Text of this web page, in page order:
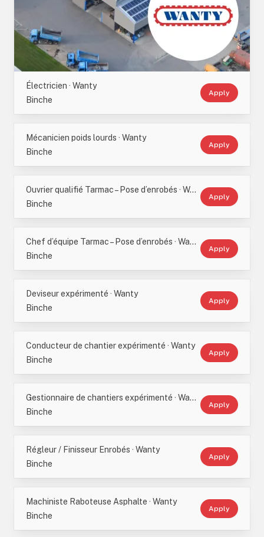
Électricien · Wanty
Binche
Apply
Mécanicien poids lourds · Wanty
Binche
Apply
Ouvrier qualifié Tarmac – Pose d’enrobés · Wanty
Binche
Apply
Chef d’équipe Tarmac – Pose d’enrobés · Wanty
Binche
Apply
Deviseur expérimenté · Wanty
Binche
Apply
Conducteur de chantier expérimenté · Wanty
Binche
Apply
Gestionnaire de chantiers expérimenté · Wanty
Binche
Apply
Régleur / Finisseur Enrobés · Wanty
Binche
Apply
Machiniste Raboteuse Asphalte · Wanty
Binche
Apply